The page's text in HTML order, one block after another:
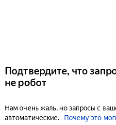
Подтвердите, что
не робот
Нам очень жаль, но запросы с
автоматические.
Почему это